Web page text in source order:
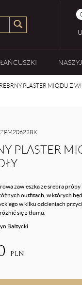
ŁAŃCUSZKI
PLASTER MIODU Z
PLASTER
zawieszka ze srebra
outfitach, w których
w kilku odcieniach
się z tłumu.
Bałtycki
PLN